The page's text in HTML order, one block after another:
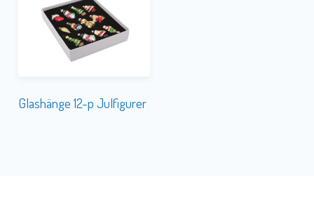
Glashänge 12-p Julfigurer